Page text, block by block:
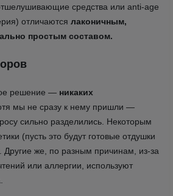
средства или anti-age
отличаются лаконичным,
простым составом.
решение — никаких
мы не сразу к нему пришли —
сильно разделились. Некоторым
(пусть это будут готовые отдушки
же, по разным причинам, из-за
или аллергии, используют